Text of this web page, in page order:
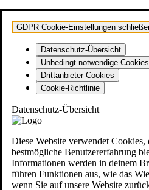
GDPR Cookie-Einstellungen
Datenschutz-Übersicht
Unbedingt notwendige Cookies
Drittanbieter-Cookies
Cookie-Richtlinie
Datenschutz-Übersicht
Diese Website verwendet
bestmögliche Benutzererfahrung
Informationen werden in deinem
führen Funktionen aus, wie das
wenn Sie auf unsere Website